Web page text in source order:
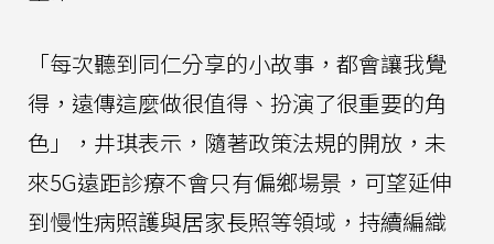
「每次聽到同仁分享的小故事，都會讓我覺
得，遠傳這麼做很值得、扮演了很重要的角
色」，井琪表示，隨著政策法規的開放，未
來5G遠距診療不會只有偏鄉場景，可望延伸
到慢性病照護與居家長照等領域，持續編織